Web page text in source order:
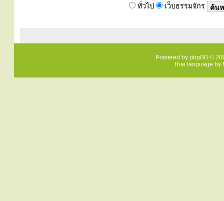
ทั่วไป เว็บธรรมจักร
Powered by phpBB ©
Thai language by